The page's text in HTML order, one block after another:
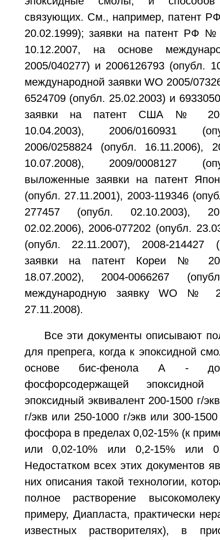
связующих. См., например, патент
20.02.1999); заявки на патент РФ №
10.12.2007, на основе
2005/040277) и 2006126793 (опубл.
международной заявки WO 2005/
6524709 (опубл. 25.02.2003) и
заявки на патент США №
10.04.2003), 2006/0160931
2006/0258824 (опубл. 16.11.2006),
10.07.2008), 2009/0008127
выложенные заявки на патент
(опубл. 27.11.2001), 2003-119346
277457 (опубл. 02.10.2003),
02.02.2006), 2006-077202 (опубл.
(опубл. 22.11.2007), 2008-214427
заявки на патент Кореи №
18.07.2002), 2004-0066267
международную заявку WO №
27.11.2008).
Все эти документы описывают
для препрега, когда к эпоксидной
основе бис-фенола А -
фосфорсодержащей
эпоксидный эквивалент 200-1500 г/
г/экв или 250-1000 г/экв или 300-
фосфора в пределах 0,02-15% (к
или 0,02-10% или 0,2-15% или
Недостатком всех этих документов
них описания такой технологии,
полное растворение
примеру, Диапласта, практически
известных растворителях), в